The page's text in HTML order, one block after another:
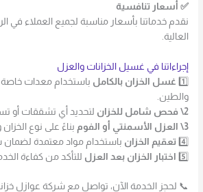
✅ أسعار تنافسية
نقدم خدماتنا بأسعار مناسبة لجميع العملاء في
العالية.
إجراءاتنا في غسيل الخزانات والعزل
1️⃣ غسل الخزان بالكامل باستخدام معدات
والطين.
2\ فحص شامل للخزان
لتحديد أي تشققات أو
3\ العزل الأسمنتي أو الفوم
بناءً على نوع الخزان
4️⃣ تعقيم الخزان باستخدام مواد معتمدة لضمان
5️⃣ اختبار الخزان بعد العزل للتأكد من كفاءة
📞 لحجز الخدمة الآن، تواصل مع شركة عوازل